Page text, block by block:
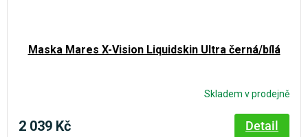
Maska Mares X-Vision Liquidskin Ultra černá/bílá
Skladem v prodejně
2 039 Kč Detail